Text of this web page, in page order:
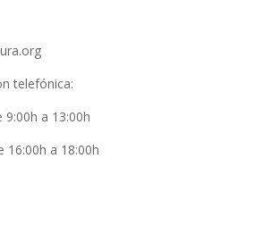
telefónica:
9:00h a 13:00h
16:00h a 18:00h